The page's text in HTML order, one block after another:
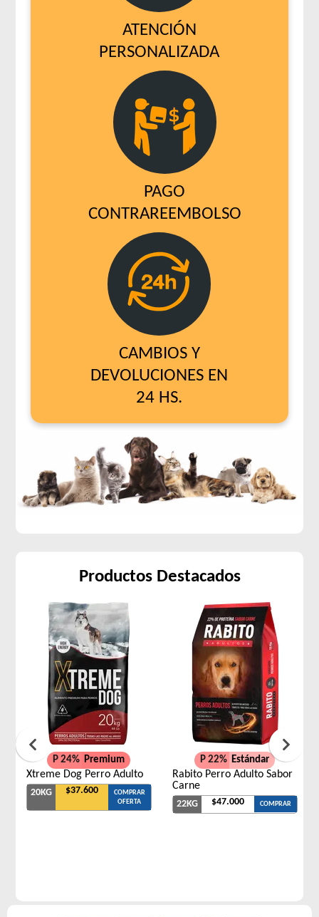
ATENCIÓN
PERSONALIZADA
PAGO
CONTRAREEMBOLSO
CAMBIOS Y
DEVOLUCIONES EN
24 HS.
Productos Destacados
P 24% Premium
Xtreme Dog Perro Adulto
20KG $37.600
COMPRAR
OFERTA
P 22% Estándar
Rabito Perro Adulto Sabor
Carne
22KG $47.000 COMPRAR